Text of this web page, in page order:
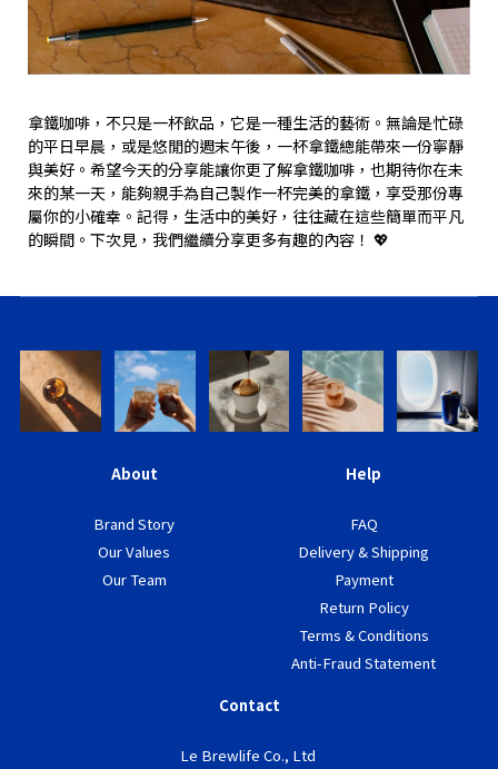
拿鐵咖啡，不只是一杯飲品，它是一種生活的藝術。無論是忙碌
的平日早晨，或是悠閒的週末午後，一杯拿鐵總能帶來一份寧靜
與美好。希望今天的分享能讓你更了解拿鐵咖啡，也期待你在未
來的某一天，能夠親手為自己製作一杯完美的拿鐵，享受那份專
屬你的小確幸。記得，生活中的美好，往往藏在這些簡單而平凡
的瞬間。下次見，我們繼續分享更多有趣的內容！ 💖
About
Brand Story
Our Values
Our Team
Help
FAQ
Delivery & Shipping
Payment
Return Policy
Terms & Conditions
Anti-Fraud Statement
Contact
Le Brewlife Co., Ltd